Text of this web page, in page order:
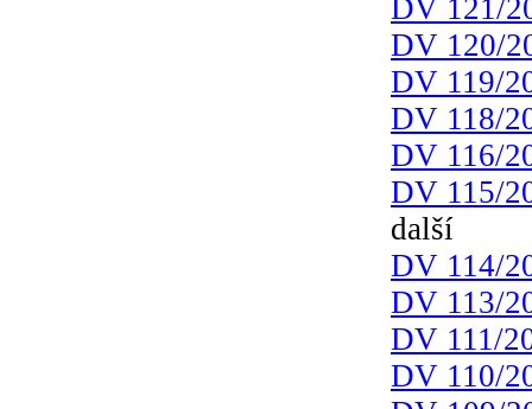
DV 121/
DV 120/
DV 119/
DV 118/
DV 116/
DV 115/
další
DV 114/
DV 113/
DV 111/
DV 110/